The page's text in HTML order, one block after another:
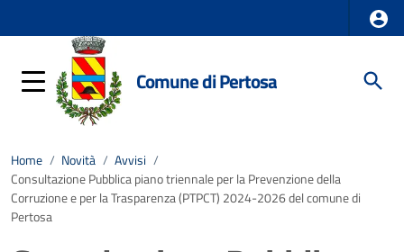
Comune di Pertosa
Home / Novità / Avvisi /
Consultazione Pubblica piano triennale per la Prevenzione della
Corruzione e per la Trasparenza (PTPCT) 2024-2026 del comune di
Pertosa